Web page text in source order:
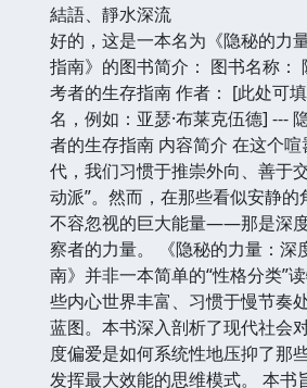
結語、靜水深流
好的，这是一本名为《隐秘的力
指南》的图书简介： 图书名称：
考者的生存指南 作者： [此处可
名，例如：亚瑟·布莱克伍德] ---
者的生存指南 内容简介 在这个
代，我们习惯于推崇外向、善于
动派”。然而，在那些看似安静
不容忽视的巨大能量——那是深
察者的力量。 《隐秘的力量：深
南》并非一本简单的“性格分类”
些内心世界丰富、习惯于慢节奏
蓝图。本书深入剖析了现代社会
度偏爱是如何系统性地压抑了那
发挥最大效能的思维模式。 本书